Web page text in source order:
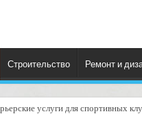
Строительство Ремонт и
настроить уведомления о статусе